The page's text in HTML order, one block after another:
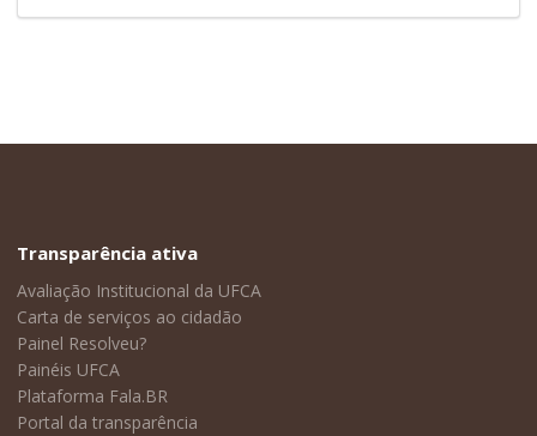
Transparência ativa
Avaliação Institucional da UFCA
Carta de serviços ao cidadão
Painel Resolveu?
Painéis UFCA
Plataforma Fala.BR
Portal da transparência